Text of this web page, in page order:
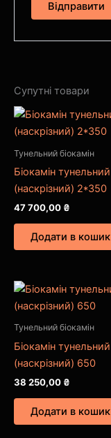
Супутні товари
Тунельний біокамін
Біокамін тунельний
(наскрізний) 2*350
47 700,00 ₴
Додати в кошик
Тунельний біокамін
Біокамін тунельний
(наскрізний) 650
38 250,00 ₴
Додати в кошик